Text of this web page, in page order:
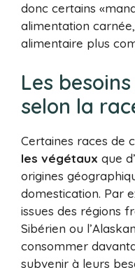
donc certains
alimentation
alimentaire plus
Les
selon la
Certaines races de
les végétaux que
origines
domestication. Par
issues des régions
Sibérien ou
consommer
subvenir à leurs